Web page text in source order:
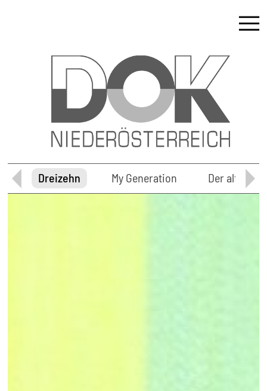
Dreizehn My Generation Der alte